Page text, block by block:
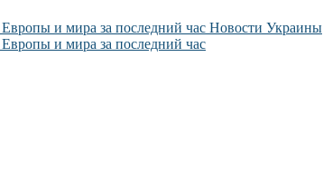
Новости Украины